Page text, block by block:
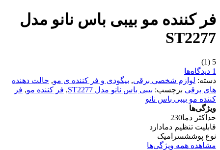
فر کننده مو بیبی باس نانو مدل
ST2277
5
(1)
1 دیدگاه‌ها
دسته: لوازم شخصی برقی, بیگودی و فر کننده ی مو, حالت دهنده
های برقی برچسب: بیبی باس نانو مدل ST2277 , فر کننده مو, فر
کننده مو بیبی باس نانو
ویژگی‌ها
حداکثر دما230
قابلیت تنظیم دمادارد
نوع پوششسرامیک
مشاهده همه ویژگی‌ها